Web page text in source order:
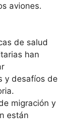
aviones.
de salud
han
y desafíos de
migración y
están